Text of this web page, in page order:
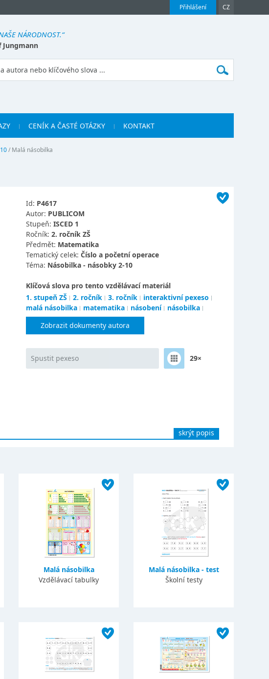
Přihlášení CZ
NÁRODNOST.“
Jungmann
CENÍK A ČASTÉ OTÁZKY KONTAKT
/ Malá násobilka
Id: P4617
Autor: PUBLICOM
Stupeň: ISCED 1
Ročník: 2. ročník ZŠ
Předmět: Matematika
Tematický celek: Číslo a početní operace
Téma: Násobilka - násobky 2-10
Klíčová slova pro tento vzdělávací materiál
1. stupeň ZŠ
2. ročník 3. ročník
interaktivní pexeso
malá násobilka
matematika násobení
násobilka
Zobrazit dokumenty autora
Spustit pexeso 29×
skrýt popis
Malá násobilka
Vzdělávací tabulky
Malá násobilka - test
Školní testy